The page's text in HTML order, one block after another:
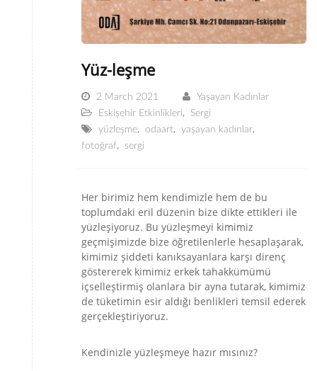
Yüz-leşme
2 March 2021
Yaşayan Kadınlar
Eskişehir Etkinlikleri,
Sergi
yüzleşme, odaart, yaşayan kadınlar,
fotoğraf, sergi
Her birimiz hem kendimizle hem de bu
toplumdaki eril düzenin bize dikte ettikleri ile
yüzleşiyoruz. Bu yüzleşmeyi kimimiz
geçmişimizde bize öğretilenlerle hesaplaşarak,
kimimiz şiddeti kanıksayanlara karşı direnç
göstererek kimimiz erkek tahakkümümü
içselleştirmiş olanlara bir ayna tutarak, kimimiz
de tüketimin esir aldığı benlikleri temsil ederek
gerçekleştiriyoruz.
Kendinizle yüzleşmeye hazır mısınız?